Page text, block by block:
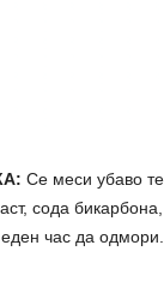
Се меси убаво
сода
час да одмори.